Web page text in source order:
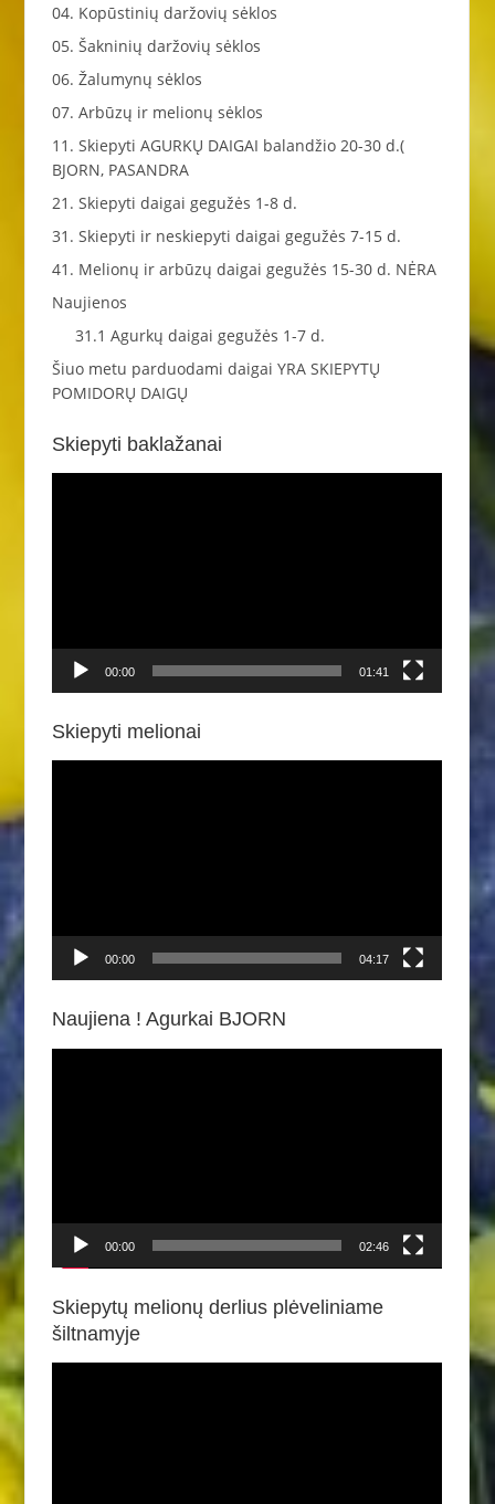
04. Kopūstinių daržovių sėklos
05. Šakninių daržovių sėklos
06. Žalumynų sėklos
07. Arbūzų ir melionų sėklos
11. Skiepyti AGURKŲ DAIGAI balandžio 20-30 d.(
BJORN, PASANDRA
21. Skiepyti daigai gegužės 1-8 d.
31. Skiepyti ir neskiepyti daigai gegužės 7-15 d.
41. Melionų ir arbūzų daigai gegužės 15-30 d. NĖRA
Naujienos
31.1 Agurkų daigai gegužės 1-7 d.
Šiuo metu parduodami daigai YRA SKIEPYTŲ
POMIDORŲ DAIGŲ
Skiepyti baklažanai
00:00 01:41
Skiepyti melionai
00:00 04:17
Naujiena ! Agurkai BJORN
00:00 02:46
Skiepytų melionų derlius plėveliniame
šiltnamyje